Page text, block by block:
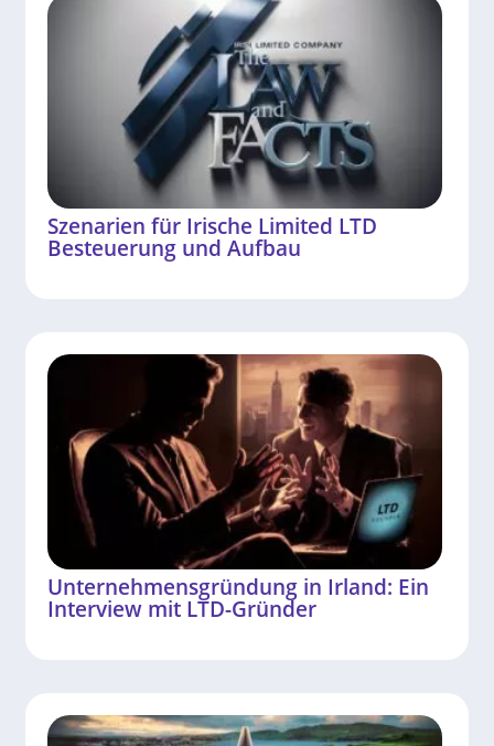
Szenarien für Irische Limited LTD
Besteuerung und Aufbau
Unternehmensgründung in Irland: Ein
Interview mit LTD-Gründer